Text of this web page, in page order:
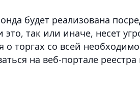
будет реализована
так или иначе, несет
о торгах со всей
на веб-портале